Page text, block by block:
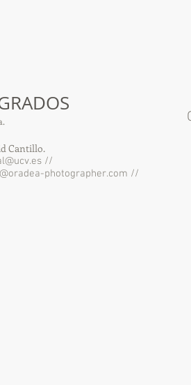
Cantillo.
//
photographer.com //